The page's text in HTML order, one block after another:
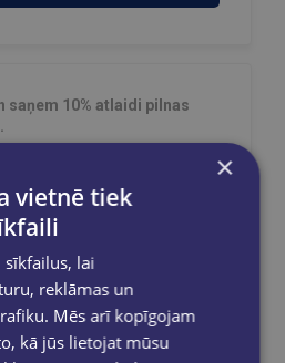
saņem 10% atlaidi pilnas
dienu laikā.
uz OMNIVA
pasūtījumiem no €40.00.
jebkurā GLOBUSS
dienu laikā, kad
saņemšanai, saņemsi
×
vietnē tiek
sīkfailus, lai
reklāmas un
Mēs arī kopīgojam
kā jūs lietojat mūsu